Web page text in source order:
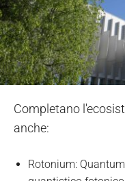
Completano
anche:
Rotonium: